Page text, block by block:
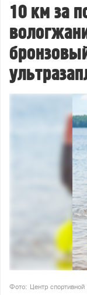
10 км за
Фото: Центр спортивной